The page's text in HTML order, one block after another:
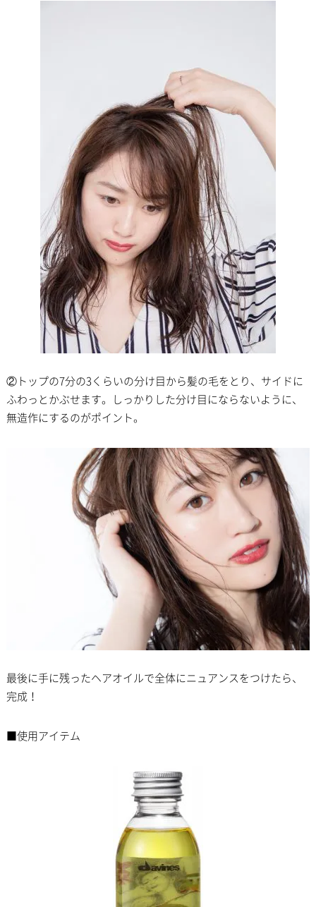
②トップの7分の3くらいの分け目から髪の毛をとり、サイドに
ふわっとかぶせます。しっかりした分け目にならないように、
無造作にするのがポイント。
最後に手に残ったヘアオイルで全体にニュアンスをつけたら、
完成！
■使用アイテム